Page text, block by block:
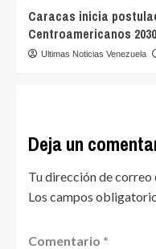
Caracas inicia
Centroamericanos
Ultimas Noticias Venezuela
Deja un
Tu dirección de
Los campos
Comentario *